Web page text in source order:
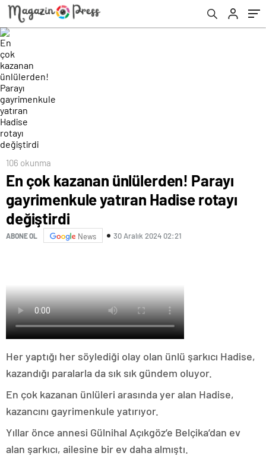
değiştirdi
106 okunma
En çok kazanan ünlülerden! Parayı
gayrimenkule yatıran Hadise rotayı
değiştirdi
ABONE OL News 30 Aralık 2024 02:21
Her yaptığı her söylediği olay olan ünlü şarkıcı Hadise,
kazandığı paralarla da sık sık gündem oluyor.
En çok kazanan ünlüleri arasında yer alan Hadise,
kazancını gayrimenkule yatırıyor.
Yıllar önce annesi Gülnihal Açıkgöz’e Belçika’dan ev
alan şarkıcı, ailesine bir ev daha almıştı.